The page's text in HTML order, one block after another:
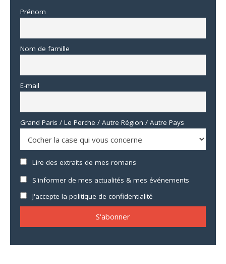
Prénom
Nom de famille
E-mail
Grand Paris / Le Perche / Autre Région / Autre Pays
Lire des extraits de mes romans
S'informer de mes actualités & mes événements
J'accepte la politique de confidentialité